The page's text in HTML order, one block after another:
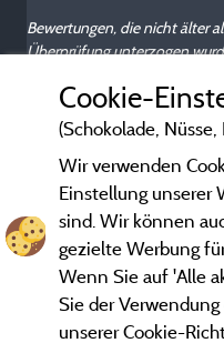
Bewertungen, die nicht älter
Überprüfung unterzogen
Cookie-
(Schokolade, Nüsse,
Wir verwenden
Einstellung unserer
sind. Wir können
gezielte Werbung
Wenn Sie auf 'Alle
Sie der
unserer Cookie-